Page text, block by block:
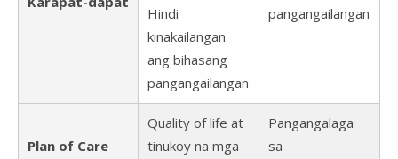
Hindi
kinakailangan
ang bihasang
pangangailangan
pangangailangan
Plan of Care
Quality of life at
tinukoy na mga
Pangangalaga
sa